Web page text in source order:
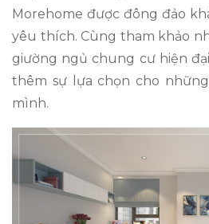
Morehome được đông đảo
yêu thích. Cùng tham khảo
giường ngủ chung cư hiện
thêm sự lựa chọn cho
mình.